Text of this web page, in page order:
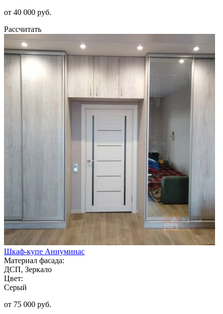
от 40 000 руб.
Рассчитать
Шкаф-купе Аннуминас
Материал фасада:
ДСП, Зеркало
Цвет:
Серый
от 75 000 руб.